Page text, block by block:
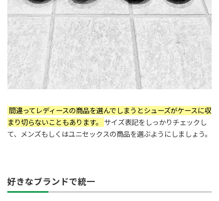
間違ってレディースの商品を選んでしまうとシューズがケースに収
まり切らないこともあります。 サイズ表記をしっかりチェックし
て、メンズもしくはユニセックスの商品を選ぶようにしましょう。
好きなブランドで統一